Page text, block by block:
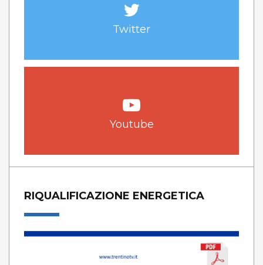
Twitter
Youtube
RIQUALIFICAZIONE ENERGETICA